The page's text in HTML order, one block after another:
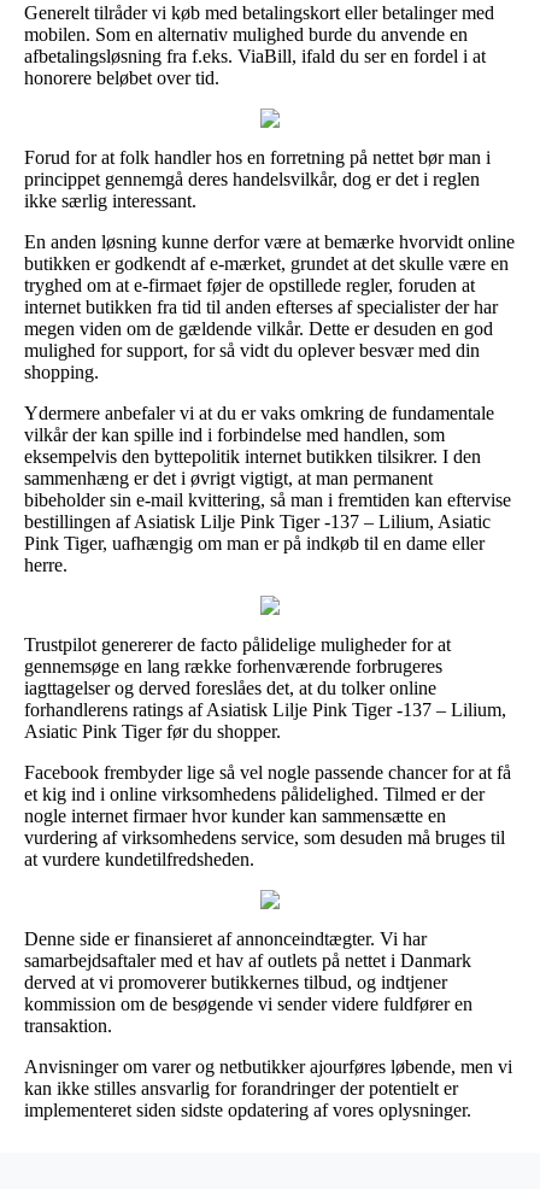
Generelt tilråder vi køb med betalingskort eller betalinger med
mobilen. Som en alternativ mulighed burde du anvende en
afbetalingsløsning fra f.eks. ViaBill, ifald du ser en fordel i at
honorere beløbet over tid.
Forud for at folk handler hos en forretning på nettet bør man i
princippet gennemgå deres handelsvilkår, dog er det i reglen
ikke særlig interessant.
En anden løsning kunne derfor være at bemærke hvorvidt online
butikken er godkendt af e-mærket, grundet at det skulle være en
tryghed om at e-firmaet føjer de opstillede regler, foruden at
internet butikken fra tid til anden efterses af specialister der har
megen viden om de gældende vilkår. Dette er desuden en god
mulighed for support, for så vidt du oplever besvær med din
shopping.
Ydermere anbefaler vi at du er vaks omkring de fundamentale
vilkår der kan spille ind i forbindelse med handlen, som
eksempelvis den byttepolitik internet butikken tilsikrer. I den
sammenhæng er det i øvrigt vigtigt, at man permanent
bibeholder sin e-mail kvittering, så man i fremtiden kan eftervise
bestillingen af Asiatisk Lilje Pink Tiger -137 – Lilium, Asiatic
Pink Tiger, uafhængig om man er på indkøb til en dame eller
herre.
Trustpilot genererer de facto pålidelige muligheder for at
gennemsøge en lang række forhenværende forbrugeres
iagttagelser og derved foreslåes det, at du tolker online
forhandlerens ratings af Asiatisk Lilje Pink Tiger -137 – Lilium,
Asiatic Pink Tiger før du shopper.
Facebook frembyder lige så vel nogle passende chancer for at få
et kig ind i online virksomhedens pålidelighed. Tilmed er der
nogle internet firmaer hvor kunder kan sammensætte en
vurdering af virksomhedens service, som desuden må bruges til
at vurdere kundetilfredsheden.
Denne side er finansieret af annonceindtægter. Vi har
samarbejdsaftaler med et hav af outlets på nettet i Danmark
derved at vi promoverer butikkernes tilbud, og indtjener
kommission om de besøgende vi sender videre fuldfører en
transaktion.
Anvisninger om varer og netbutikker ajourføres løbende, men vi
kan ikke stilles ansvarlig for forandringer der potentielt er
implementeret siden sidste opdatering af vores oplysninger.